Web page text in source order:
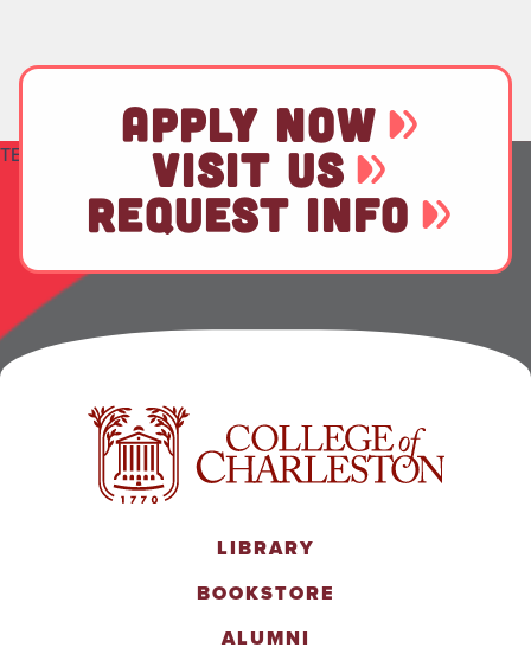
TEST
APPLY NOW
VISIT US
REQUEST INFO
LIBRARY
BOOKSTORE
ALUMNI